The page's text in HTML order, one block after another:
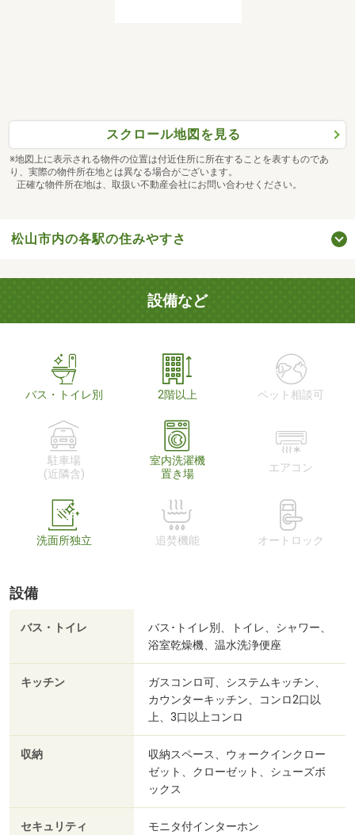
スクロール地図を見る
※地図上に表示される物件の位置は付近住所に所在することを表すものであ
り、実際の物件所在地とは異なる場合がございます。
正確な物件所在地は、取扱い不動産会社にお問い合わせください。
松山市内の各駅の住みやすさ
設備など
バス・トイレ別 2階以上 ペット相談可
駐車場
(近隣含)
室内洗濯機
置き場
エアコン
洗面所独立 追焚機能 オートロック
設備
バス・トイレ
バス･トイレ別、トイレ、シャワー、
浴室乾燥機、温水洗浄便座
キッチン
ガスコンロ可、システムキッチン、
カウンターキッチン、コンロ2口以
上、3口以上コンロ
収納
収納スペース、ウォークインクロー
ゼット、クローゼット、シューズボ
ックス
セキュリティ モニタ付インターホン